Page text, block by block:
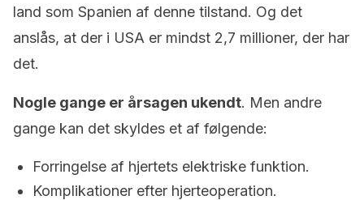
land som Spanien af denne tilstand. Og det
anslås, at der i USA er mindst 2,7 millioner, der har
det.
Nogle gange er årsagen ukendt. Men andre
gange kan det skyldes et af følgende:
Forringelse af hjertets elektriske funktion.
Komplikationer efter hjerteoperation.